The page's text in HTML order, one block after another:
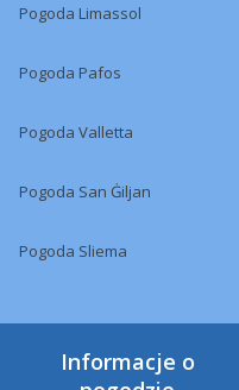
Pogoda Limassol
Pogoda Pafos
Pogoda Valletta
Pogoda San Ġiljan
Pogoda Sliema
Informacje o